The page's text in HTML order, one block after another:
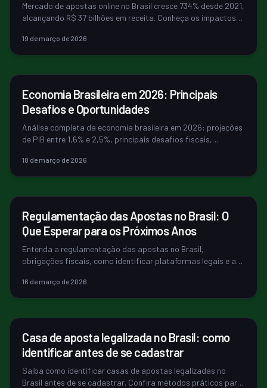
Mercado de apostas online no Brasil cresce 734% desde 2021,
alcançando R$ 37 bilhões em receita. Conheça os impactos
19 de março de 2026
ECONOMIA
Economia Brasileira em 2026: Principais
Desafios e Oportunidades
Análise completa da economia brasileira em 2026: projeções
de PIB entre 1,6% e 2,5%, principais desafios fiscais,
18 de março de 2026
ECONOMIA
Regulamentação das Apostas no Brasil: O
Que Esperar para os Próximos Anos
Entenda a regulamentação das apostas no Brasil,
obrigações fiscais, como identificar plataformas legais e as
16 de março de 2026
ECONOMIA
Casa de aposta legalizada no Brasil: como
identificar antes de se cadastrar
Saiba como identificar casas de apostas legalizadas no
Brasil antes de se cadastrar. Confira métodos práticos para